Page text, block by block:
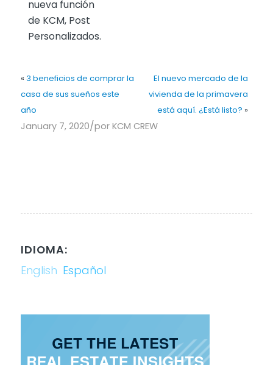
nueva función
de KCM, Post
Personalizados.
« 3 beneficios de comprar la
casa de sus sueños este
año
El nuevo mercado de la
vivienda de la primavera
está aquí. ¿Está listo? »
January 7, 2020/por KCM CREW
IDIOMA:
English Español